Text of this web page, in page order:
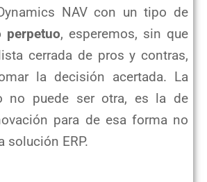
NAV con un tipo de
perpetuo, esperemos, sin que
cerrada de pros y contras,
la decisión acertada. La
no puede ser otra, es la de
para de esa forma no
solución ERP.